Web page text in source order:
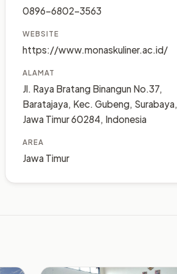
0896-6802-3563
WEBSITE
https://www.monaskuliner.ac.id/
ALAMAT
Jl. Raya Bratang Binangun No.37,
Baratajaya, Kec. Gubeng, Surabaya,
Jawa Timur 60284, Indonesia
AREA
Jawa Timur